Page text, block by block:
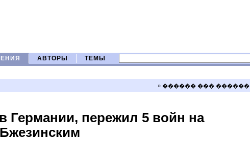
АВТОРЫ ТЕМЫ
» ������ ��� ������
Германии, пережил 5 войн на